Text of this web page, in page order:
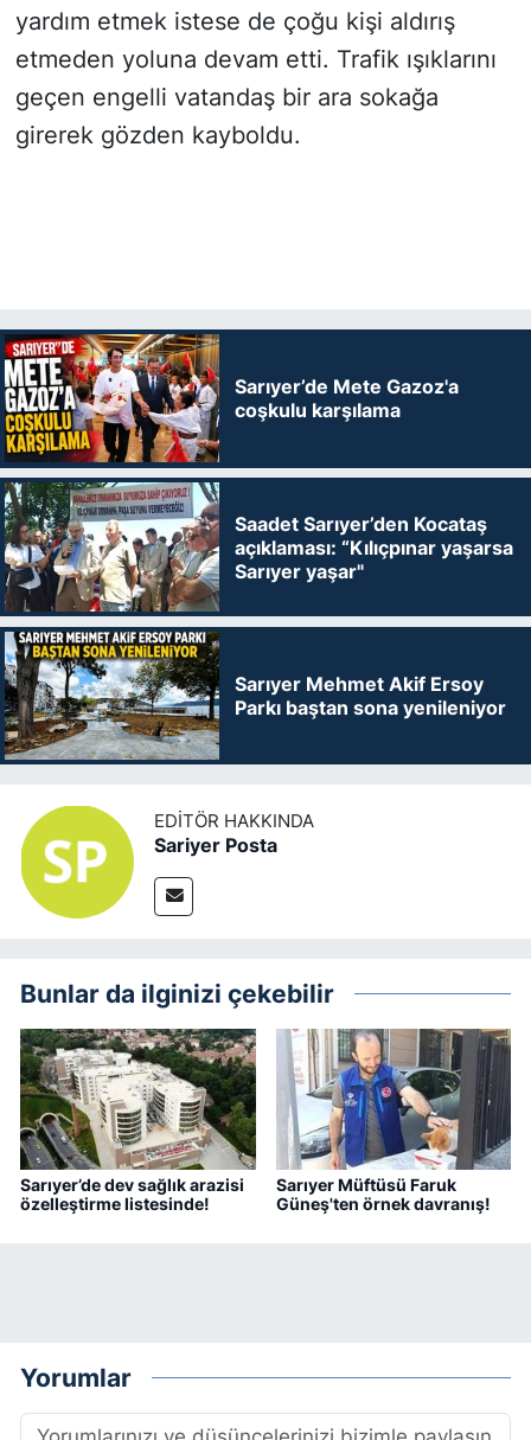
yardım etmek istese de çoğu kişi aldırış
etmeden yoluna devam etti. Trafik ışıklarını
geçen engelli vatandaş bir ara sokağa
girerek gözden kayboldu.
Sarıyer’de Mete Gazoz'a
coşkulu karşılama
Saadet Sarıyer’den Kocataş
açıklaması: “Kılıçpınar yaşarsa
Sarıyer yaşar"
Sarıyer Mehmet Akif Ersoy
Parkı baştan sona yenileniyor
EDITÖR HAKKINDA
Sariyer Posta
Bunlar da ilginizi çekebilir
Sarıyer’de dev sağlık arazisi
özelleştirme listesinde!
Sarıyer Müftüsü Faruk
Güneş'ten örnek davranış!
Yorumlar